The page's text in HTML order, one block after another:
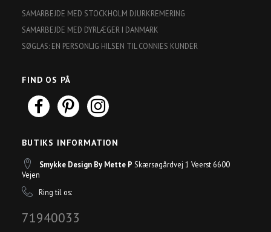
SAMARBEJDE MED STOCKHOLM DJURKREMERING
SAMARBEJDE MED DYRLÆGER I DANMARK
SØGLAS: EN PERSONLIG HILSEN TIL CONNIES KUNDER
FIND OS PÅ
BUTIKS INFORMATION
Smykke Design By Mette P Skærsøgårdvej 1 Veerst 6600
Vejen
Ring til os:
71940033